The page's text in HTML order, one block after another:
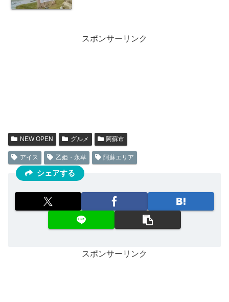
スポンサーリンク
NEW OPEN グルメ 阿蘇市
アイス 乙姫・永草 阿蘇エリア
シェアする
スポンサーリンク